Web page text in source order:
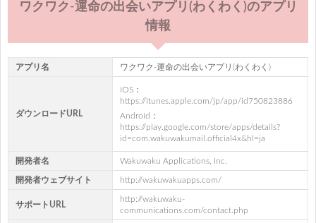
ワクワク-運命の出会いアプリ(わくわく)のアプリ
情報
アプリ名 ワクワク-運命の出会いアプリ(わくわく)
ダウンロードURL
iOS：
https://itunes.apple.com/jp/app/id750823886
Android：
https://play.google.com/store/apps/details?
id=com.wakuwakumail.official4x&hl=ja
開発者名 Wakuwaku Applications, Inc.
開発者ウェブサイト http://wakuwakuapps.com/
サポートURL
http://wakuwaku-
communications.com/contact.php